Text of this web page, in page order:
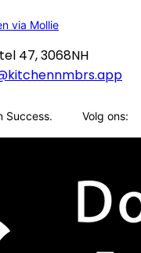
via Mollie
47, 3068NH
Success. Volg ons: